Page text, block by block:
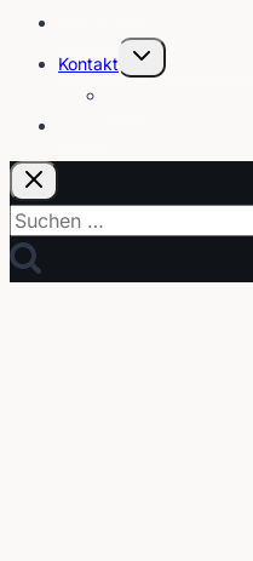
Kontakt
Untermenü
umschalten
Suchen
nach: